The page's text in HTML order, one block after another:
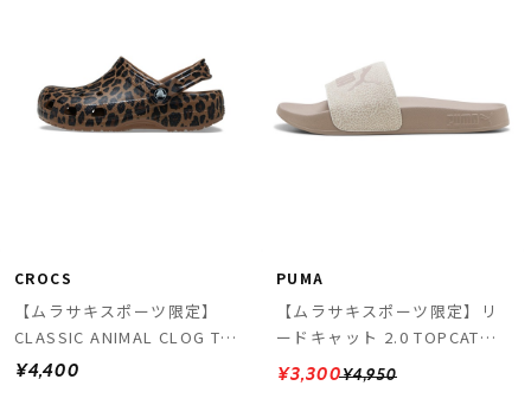
CROCS
【ムラサキスポーツ限定】
CLASSIC ANIMAL CLOG T
211882-2LD
¥4,400
PUMA
【ムラサキスポーツ限定】リ
ードキャット 2.0 TOPCAT
404846
¥4,950
¥3,300